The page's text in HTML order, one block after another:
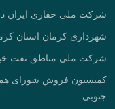
شرکت ملی حفاری ایران
شهرداری کرمان استان
شرکت ملی مناطق نفت
کمیسیون فروش شورای
جنوبی